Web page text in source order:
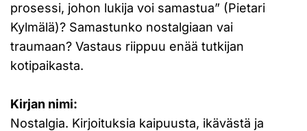
prosessi, johon lukija voi samastua” (Pietari
Kylmälä)? Samastunko nostalgiaan vai
traumaan? Vastaus riippuu enää tutkijan
kotipaikasta.
Kirjan nimi:
Nostalgia. Kirjoituksia kaipuusta, ikävästä ja